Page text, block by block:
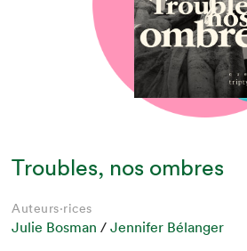
Troubles, nos ombres
Auteurs·rices
Julie Bosman /Jennifer Bélanger